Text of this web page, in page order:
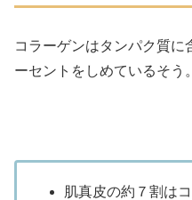
コラーゲンはタンパク質
ーセントをしめているそう。
肌真皮の約７割は